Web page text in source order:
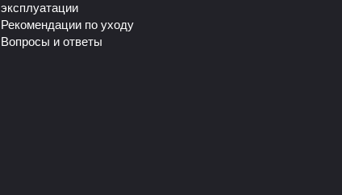
эксплуатации
Рекомендации по уходу
Вопросы и ответы